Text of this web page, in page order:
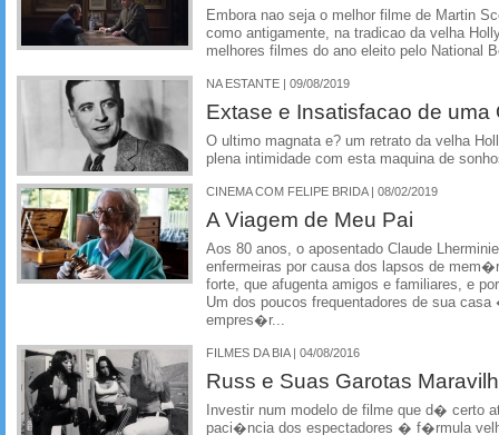
Embora nao seja o melhor filme de Martin
como antigamente, na tradicao da velha
melhores filmes do ano eleito pelo National
NA ESTANTE | 09/08/2019
Extase e Insatisfacao de uma
O ultimo magnata e? um retrato da velha
plena intimidade com esta maquina de
CINEMA COM FELIPE BRIDA | 08/02/2019
A Viagem de Meu Pai
Aos 80 anos, o aposentado Claude
enfermeiras por causa dos lapsos de
forte, que afugenta amigos e familiares, e
Um dos poucos frequentadores de sua
empres�r...
FILMES DA BIA | 04/08/2016
Russ e Suas Garotas
Investir num modelo de filme que d� certo
paci�ncia dos espectadores � f�rmula